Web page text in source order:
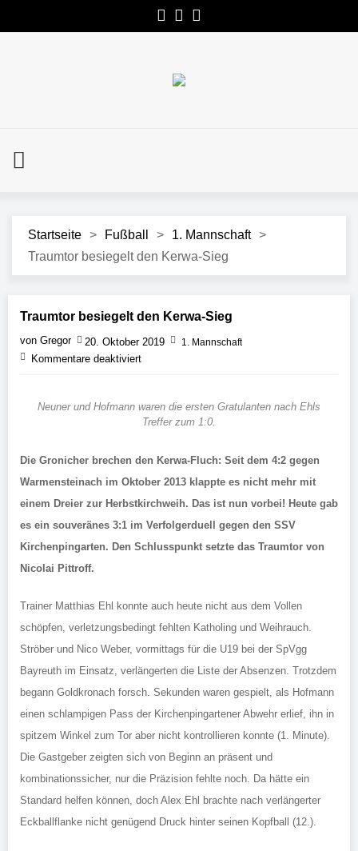
Startseite > Fußball > 1. Mannschaft >
Traumtor besiegelt den Kerwa-Sieg
Traumtor besiegelt den Kerwa-Sieg
von Gregor 20. Oktober 2019 1. Mannschaft
Kommentare deaktiviert
Neuner und Hofmann waren die ersten Gratulanten nach Ehls
Treffer zum 1:0.
Die Gronicher brechen den Kerwa-Fluch: Seit dem 4:2 gegen
Warmensteinach im Oktober 2013 klappte es nicht mehr mit
einem Dreier zur Herbstkirchweih. Das ist nun vorbei! Heute gab
es ein souveränes 3:1 im Verfolgerduell gegen den SSV
Kirchenpingarten. Den Schlusspunkt setzte das Traumtor von
Nicolai Pittroff.
Trainer Matthias Ehl konnte auch heute nicht aus dem Vollen
schöpfen, verletzungsbedingt fehlten Katholing und Weihrauch.
Ströber und Nico Weber, vormittags für die U19 bei der SpVgg
Bayreuth im Einsatz, verlängerten die Liste der Absenzen. Trotzdem
begann Goldkronach forsch. Sekunden waren gespielt, als Hofmann
einen schlampigen Pass der Kirchenpingartener Abwehr erlief, ihn in
spitzem Winkel zum Tor aber nicht kontrollieren konnte (1. Minute).
Die Gastgeber zeigten sich von Beginn an präsent und
kombinationssicher, nur die Präzision fehlte noch. Da hätte ein
Standard helfen können, doch Alex Ehl brachte nach verlängerter
Eckballflanke nicht genügend Druck hinter seinen Kopfball (12.).